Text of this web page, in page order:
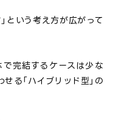
という考え方が広がって
で完結するケースは少な
る「ハイブリッド型」の